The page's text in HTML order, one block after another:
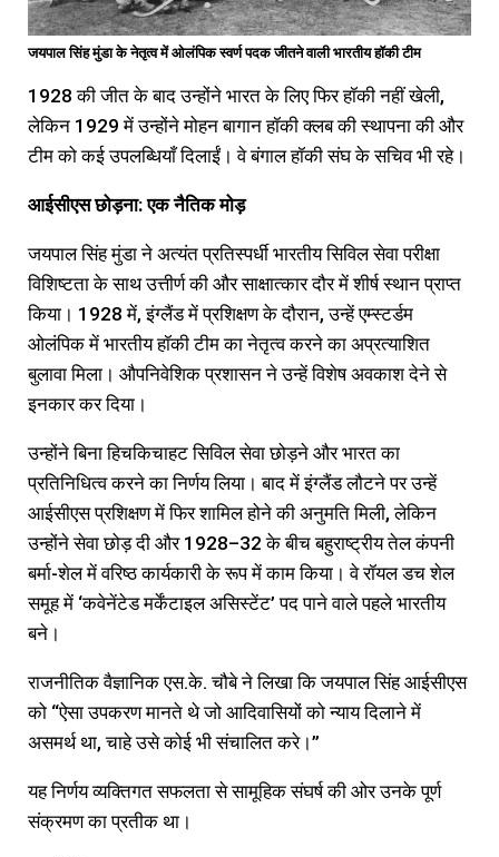
जयपाल सिंह मुंडा के नेतृत्व में ओलंपिक स्वर्ण पदक जीतने वाली भारतीय हॉकी टीम
1928 की जीत के बाद उन्होंने भारत के लिए फिर हॉकी नहीं खेली,
लेकिन 1929 में उन्होंने मोहन बागान हॉकी क्लब की स्थापना की और
टीम को कई उपलब्धियाँ दिलाईं। वे बंगाल हॉकी संघ के सचिव भी रहे।
आईसीएसछोड़ना:एकनैतिकमोड़
जयपाल सिंह मुंडा ने अत्यंत प्रतिस्पर्धी भारतीय सिविल सेवा परीक्षा
विशिष्टता के साथ उत्तीर्ण की और साक्षात्कार दौर में शीर्ष स्थान प्राप्त
किया। 1928 में, इंग्लैंड में प्रशिक्षण के दौरान, उन्हें एम्स्टर्डम
ओलंपिक में भारतीय हॉकी टीम का नेतृत्व करने का अप्रत्याशित
बुलावा मिला। औपनिवेशिक प्रशासन ने उन्हें विशेष अवकाश देने से
इनकार कर दिया।
उन्होंने बिना हिचकिचाहट सिविल सेवा छोड़ने और भारत का
प्रतिनिधित्व करने का निर्णय लिया। बाद में इंग्लैंड लौटने पर उन्हें
आईसीएस प्रशिक्षण में फिर शामिल होने की अनुमति मिली, लेकिन
उन्होंने सेवा छोड़ दी और 1928–32 के बीच बहुराष्ट्रीय तेल कंपनी
बर्मा-शेल में वरिष्ठ कार्यकारी के रूप में काम किया। वे रॉयल डच शेल
समूह में ‘कवेनेंटेड मर्केंटाइल असिस्टेंट’ पद पाने वाले पहले भारतीय
बने।
राजनीतिक वैज्ञानिक एस.के. चौबे ने लिखा कि जयपाल सिंह आईसीएस
को “ऐसा उपकरण मानते थे जो आदिवासियों को न्याय दिलाने में
असमर्थ था, चाहे उसे कोई भी संचालित करे।”
यह निर्णय व्यक्तिगत सफलता से सामूहिक संघर्ष की ओर उनके पूर्ण
संक्रमण का प्रतीक था।